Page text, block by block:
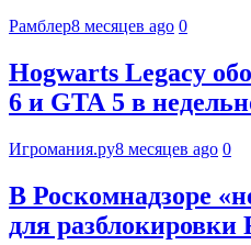
Рамблер8 месяцев ago 0
Hogwarts Legacy
6 и GTA 5 в
Игромания.ру8 месяцев ago 0
В Роскомнадзоре
для разблокировки